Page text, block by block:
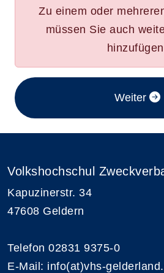
Zu einem oder
müssen Sie auch
Weiter im
Volkshochschul
Kapuzinerstr. 34
47608 Geldern
Telefon 02831 9375-0
E-Mail: info(at)vhs-